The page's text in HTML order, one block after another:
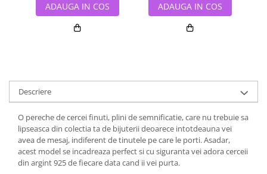
ADAUGA IN COS ADAUGA IN COS
Descriere
O pereche de cercei finuti, plini de semnificatie, care nu trebuie sa
lipseasca din colectia ta de bijuterii deoarece intotdeauna vei
avea de mesaj, indiferent de tinutele pe care le porti. Asadar,
acest model se incadreaza perfect si cu siguranta vei adora cerceii
din argint 925 de fiecare data cand ii vei purta.